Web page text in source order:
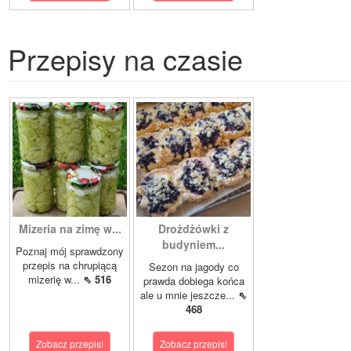
Przepisy na czasie
Mizeria na zimę w...
Poznaj mój sprawdzony
przepis na chrupiącą
mizerię w... ⇖ 516
Zobacz przepis!
Drożdżówki z
budyniem...
Sezon na jagody co
prawda dobiega końca
ale u mnie jeszcze... ⇖
468
Zobacz przepis!